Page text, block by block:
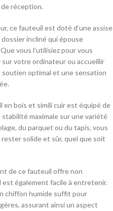
réception.
ce fauteuil est doté d’une assise
incliné qui épouse
vous l’utilisiez pour vous
votre ordinateur ou accueillir
optimal et une sensation
bois et simili cuir est équipé de
maximale sur une variété
du parquet ou du tapis, vous
solide et sûr, quel que soit
de ce fauteuil offre non
est également facile à entretenir.
chiffon humide suffit pour
assurant ainsi un aspect